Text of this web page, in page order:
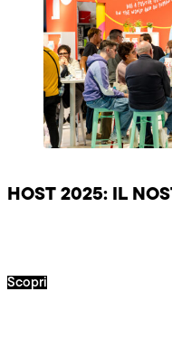
HOST 2025: IL
Scopri